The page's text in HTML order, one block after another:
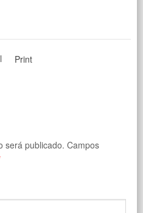
Print
será publicado. Campos